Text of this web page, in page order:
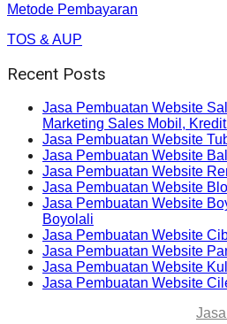
Metode Pembayaran
TOS & AUP
Recent Posts
Jasa Pembuatan Website
Marketing Sales Mobil,
Jasa Pembuatan Website
Jasa Pembuatan Website
Jasa Pembuatan Website
Jasa Pembuatan Website
Jasa Pembuatan Website
Boyolali
Jasa Pembuatan Website
Jasa Pembuatan Website
Jasa Pembuatan Website
Jasa Pembuatan Website